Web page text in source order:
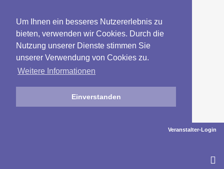
Um Ihnen ein besseres Nutzererlebnis zu
bieten, verwenden wir Cookies. Durch die
Nutzung unserer Dienste stimmen Sie
unserer Verwendung von Cookies zu.
Weitere Informationen
Einverstanden
Veranstalter-Login